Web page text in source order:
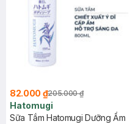
82.000 ₫205.000 ₫
Hatomugi
Sữa Tắm Hatomugi Dưỡng Ẩm